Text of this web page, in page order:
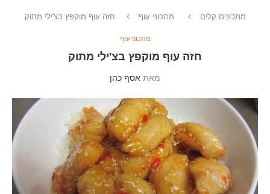
מתכונים קלים מתכוני עוף חזה עוף מוקפץ בצ'ילי מתוק
מתכוני עוף
חזה עוף מוקפץ בצ'ילי מתוק
מאת אסף כהן